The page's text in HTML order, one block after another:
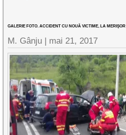
GALERIE FOTO. ACCIDENT CU NOUĂ VICTIME, LA MERIŞOR
M. Gânju | mai 21, 2017